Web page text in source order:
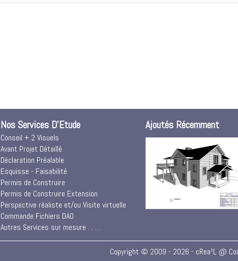
Nos Services D'Etude
Conseil + 2 Visuels
Avant Projet Détaillé
Déclaration Préalable
Esquisse - Faisabilité
Permis de Construire
Permis de Construire Extension
Perspective réaliste et/ou Visite virtuelle
Commande Fichiers DAO
Autres Services sur mesure . . . .
Ajoutés Récemment
Copyright © 2009 - 2026 - cRea²L @